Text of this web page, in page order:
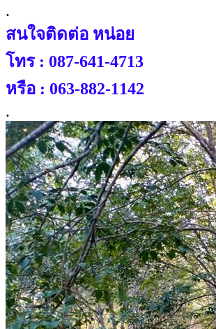
.
สนใจติดต่อ หน่อย
โทร : 087-641-4713
หรือ : 063-882-1142
.